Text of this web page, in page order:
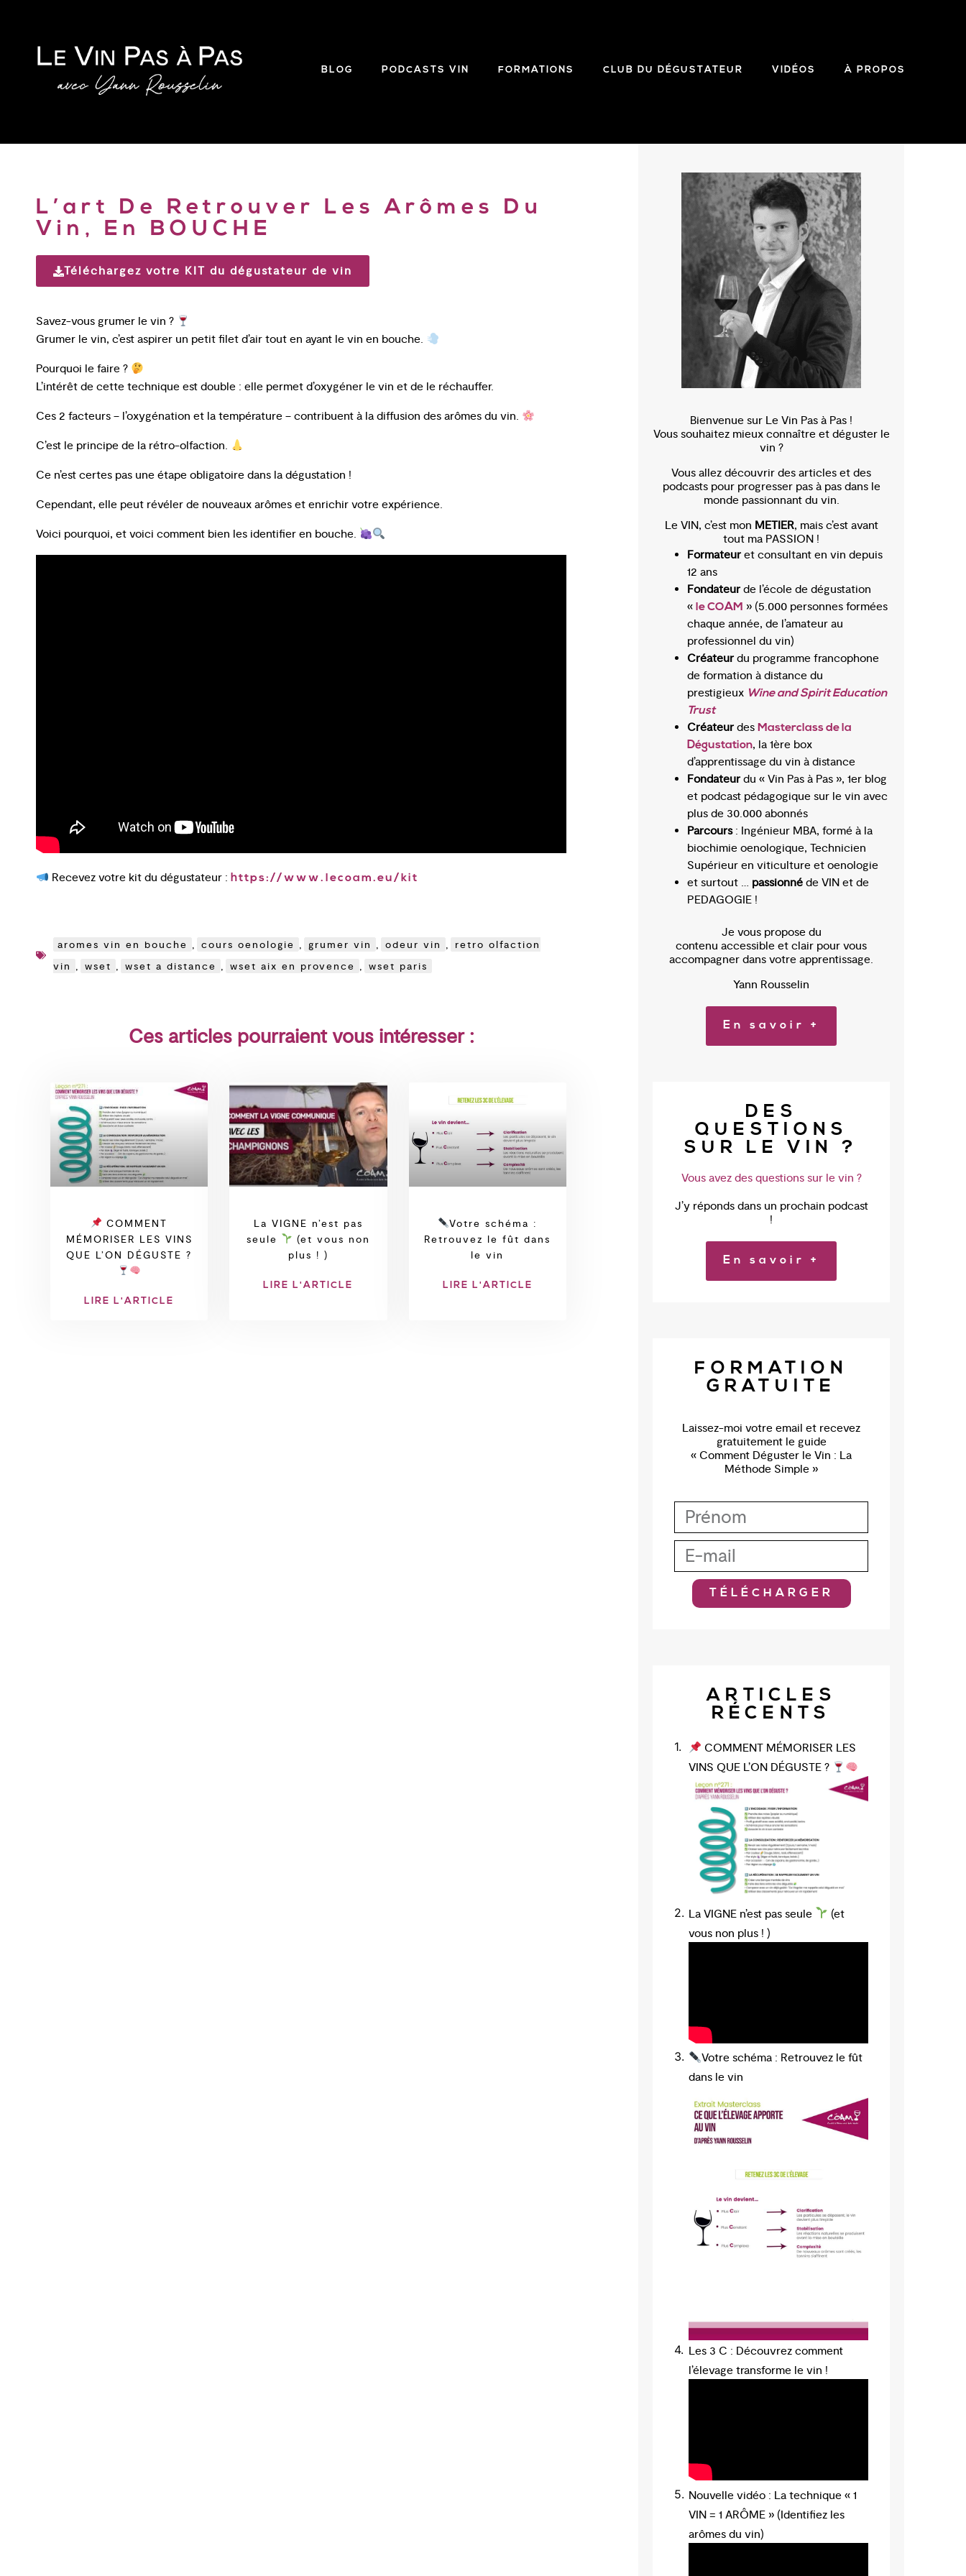
BLOG PODCASTS VIN FORMATIONS CLUB DU DÉGUSTATEUR VIDÉOS À PROPOS
L’art De Retrouver Les Arômes Du
Vin, En BOUCHE
Téléchargez votre KIT du dégustateur de vin
Savez-vous grumer le vin ?
Grumer le vin, c’est aspirer un petit filet d’air tout en ayant le vin en bouche.
Pourquoi le faire ?
L’intérêt de cette technique est double : elle permet d’oxygéner le vin et de le réchauffer.
Ces 2 facteurs – l’oxygénation et la température – contribuent à la diffusion des arômes du vin.
C’est le principe de la rétro-olfaction.
Ce n’est certes pas une étape obligatoire dans la dégustation !
Cependant, elle peut révéler de nouveaux arômes et enrichir votre expérience.
Voici pourquoi, et voici comment bien les identifier en bouche.
Recevez votre kit du dégustateur :https://www.lecoam.eu/kit
aromes vin en bouche , cours oenologie , grumer vin , odeur vin ,
retro olfaction
vin , wset , wset a distance , wset aix en provence , wset paris
Ces articles pourraient vous intéresser :
COMMENT
MÉMORISER LES VINS
QUE L’ON DÉGUSTE ?
LIRE L'ARTICLE
La VIGNE n’est pas
seule
(et vous non
plus ! )
LIRE L'ARTICLE
Votre schéma :
Retrouvez le fût dans
le vin
LIRE L'ARTICLE
Bienvenue sur Le Vin Pas à Pas !
Vous souhaitez mieux connaître et déguster le
vin ?
Vous allez découvrir des articles et des
podcasts pour progresser pas à pas dans le
monde passionnant du vin.
Le VIN, c’est mon METIER, mais c’est avant
tout ma PASSION !
Formateur et consultant en vin depuis
12 ans
Fondateur de l’école de dégustation
« le COAM » (5.000 personnes formées
chaque année, de l’amateur au
professionnel du vin)
Créateur du programme francophone
de formation à distance du
prestigieux Wine and Spirit Education
Trust
Créateur des Masterclass de la
Dégustation, la 1ère box
d’apprentissage du vin à distance
Fondateur du « Vin Pas à Pas », 1er blog
et podcast pédagogique sur le vin avec
plus de 30.000 abonnés
Parcours : Ingénieur MBA, formé à la
biochimie oenologique, Technicien
Supérieur en viticulture et oenologie
et surtout … passionné de VIN et de
PEDAGOGIE !
Je vous propose du
contenu accessible et clair pour vous
accompagner dans votre apprentissage.
Yann Rousselin
En savoir +
DES
QUESTIONS
SUR LE VIN ?
Vous avez des questions sur le vin ?
J’y réponds dans un prochain podcast
!
En savoir +
FORMATION
GRATUITE
Laissez-moi votre email et recevez
gratuitement le guide
« Comment Déguster le Vin : La
Méthode Simple »
TÉLÉCHARGER
ARTICLES
RÉCENTS
COMMENT MÉMORISER LES
VINS QUE L’ON DÉGUSTE ?
La VIGNE n’est pas seule
(et
vous non plus ! )
Votre schéma : Retrouvez le fût
dans le vin
Les 3 C : Découvrez comment
l’élevage transforme le vin !
Nouvelle vidéo : La technique « 1
VIN = 1 ARÔME » (Identifiez les
arômes du vin)